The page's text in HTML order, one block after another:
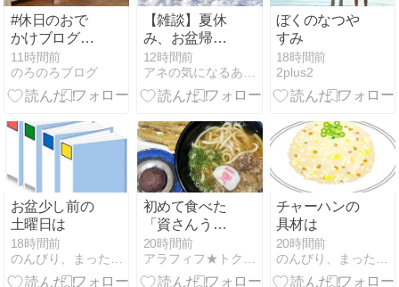
#休日のおで
かけブログ〜
那須与一伝承
館〜風薫る展
示〜雲巌寺
11時間前
のろのろブログ
【雑談】夏休
み、お盆帰省
のシーズンで
すね
12時間前
ぼくのなつや
すみ
18時間前
2plus2
お盆少し前の
土曜日は
18時間前
初めて食べた
「資さんうど
ん」にカルチ
ャーショッ
ク！
20時間前
チャーハンの
具材は
20時間前